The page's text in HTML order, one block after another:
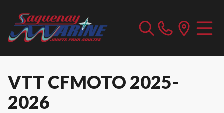
VTT CFMOTO 2025-
2026